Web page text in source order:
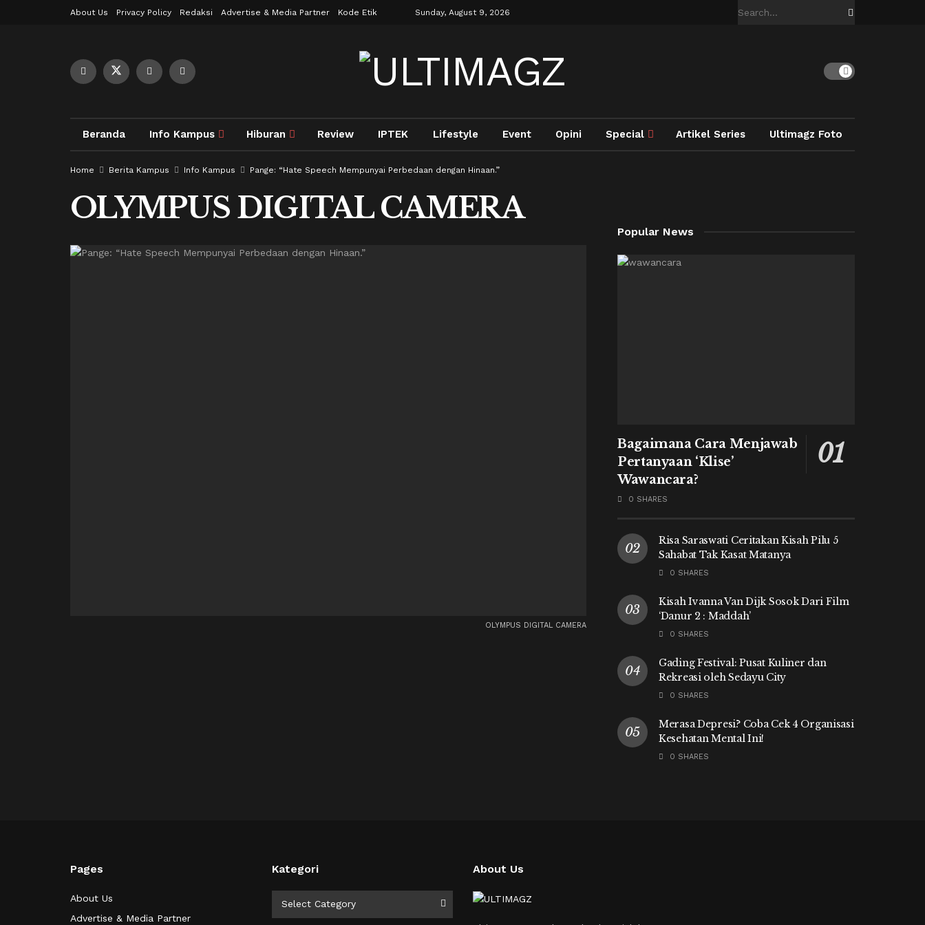
About Us Privacy Policy Redaksi Advertise & Media Partner Kode Etik Sunday, August 9, 2026
Beranda Info Kampus Hiburan Review IPTEK Lifestyle Event Opini Special Artikel Series Ultimagz Foto
Home Berita Kampus Info Kampus Pange: “Hate Speech Mempunyai Perbedaan dengan Hinaan.”
OLYMPUS DIGITAL CAMERA
OLYMPUS DIGITAL CAMERA
Popular News
Bagaimana Cara Menjawab
Pertanyaan ‘Klise’
Wawancara?
0 SHARES
Risa Saraswati Ceritakan Kisah Pilu 5
Sahabat Tak Kasat Matanya
0 SHARES
Kisah Ivanna Van Dijk Sosok Dari Film
‘Danur 2 : Maddah’
0 SHARES
Gading Festival: Pusat Kuliner dan
Rekreasi oleh Sedayu City
0 SHARES
Merasa Depresi? Coba Cek 4 Organisasi
Kesehatan Mental Ini!
0 SHARES
Pages
About Us
Advertise & Media Partner
Kategori
Select Category
About Us